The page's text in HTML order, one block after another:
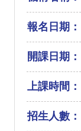
報名日期：
開課日期：
上課時間：
招生人數：